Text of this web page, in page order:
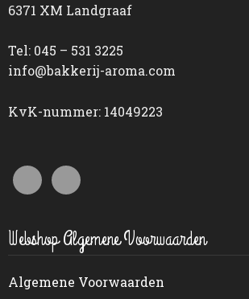
6371 XM Landgraaf
Tel: 045 – 531 3225
info@bakkerij-aroma.com
KvK-nummer: 14049223
Webshop Algemene Voorwaarden
Algemene Voorwaarden